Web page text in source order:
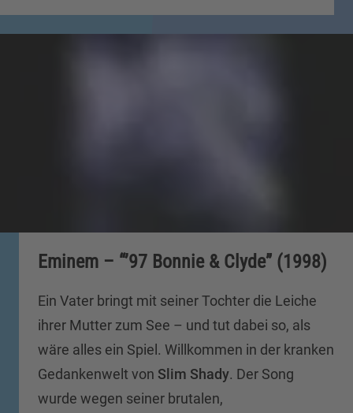
Eminem – “’97 Bonnie & Clyde” (1998)
Ein Vater bringt mit seiner Tochter die Leiche
ihrer Mutter zum See – und tut dabei so, als
wäre alles ein Spiel. Willkommen in der kranken
Gedankenwelt von Slim Shady. Der Song
wurde wegen seiner brutalen,